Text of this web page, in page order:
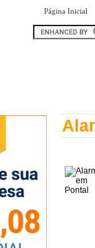
Página Inicial